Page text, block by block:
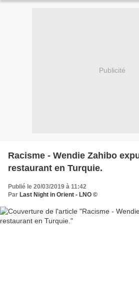
Publicité
Racisme - Wendie Zahibo
restaurant en Turquie.
Publié le 20/03/2019 à 11:42
Par Last Night in Orient - LNO ©